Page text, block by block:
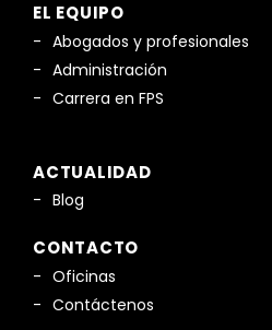
EL EQUIPO
Abogados y profesionales
Administración
Carrera en FPS
ACTUALIDAD
Blog
CONTACTO
Oficinas
Contáctenos